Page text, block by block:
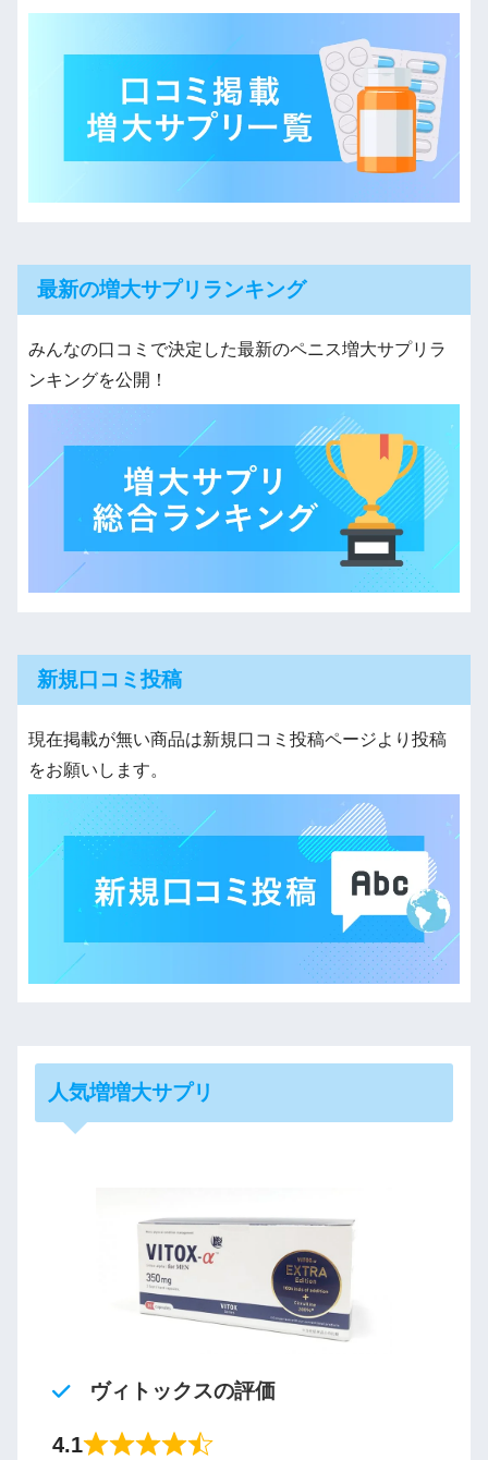
最新の増大サプリランキング
みんなの口コミで決定した最新のペニス増大サプリラ
ンキングを公開！
新規口コミ投稿
現在掲載が無い商品は新規口コミ投稿ページより投稿
をお願いします。
人気増増大サプリ
ヴィトックスの評価
4.1